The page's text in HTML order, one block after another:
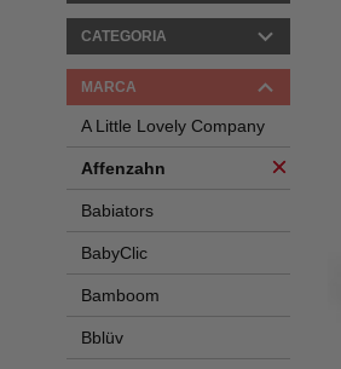
CATEGORIA
MARCA
A Little Lovely Company
Affenzahn
Babiators
BabyClic
Bamboom
Bblüv